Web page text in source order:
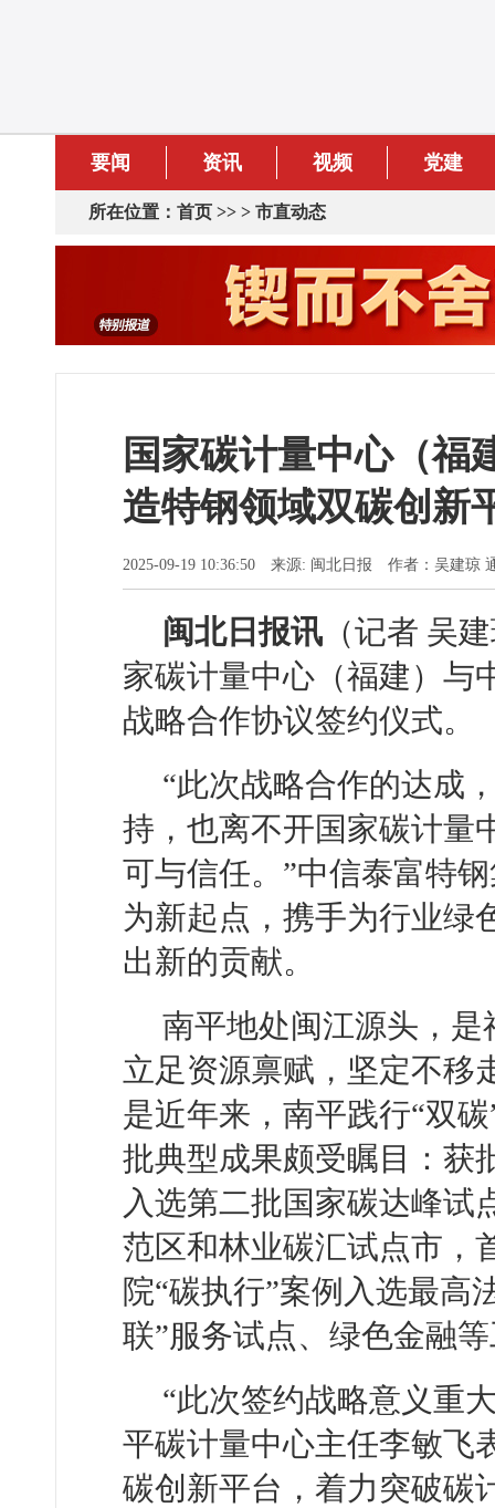
要闻 资讯 视频 党建
所在位置： 首页 >> > 市直动态
国家碳计量中心（福
造特钢领域双碳创新
2025-09-19 10:36:50 来源: 闽北日报 作者：吴建琼
闽北日报讯 （记者 吴
家碳计量中心（福建）与
战略合作协议签约仪式。
“此次战略合作的达成
持，也离不开国家碳计量
可与信任。”中信泰富特
为新起点，携手为行业绿
出新的贡献。
南平地处闽江源头，
立足资源禀赋，坚定不移
是近年来，南平践行“双
批典型成果颇受瞩目：获
入选第二批国家碳达峰试
范区和林业碳汇试点市，
院“碳执行”案例入选最高
联”服务试点、绿色金融
“此次签约战略意义重
平碳计量中心主任李敏飞
碳创新平台，着力突破碳